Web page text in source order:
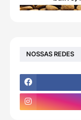
NOSSAS REDES